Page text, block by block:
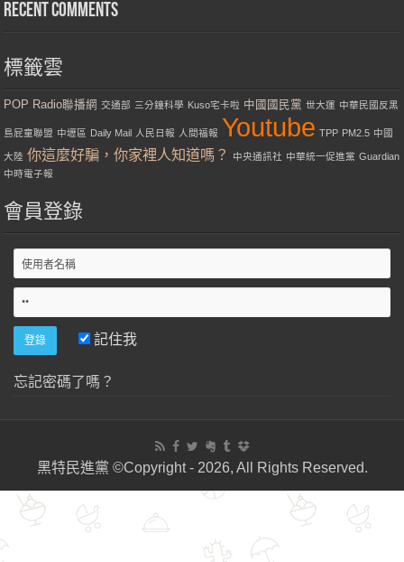
Recent Comments
標籤雲
POP Radio聯播網 交通部 三分鐘科學 Kuso宅卡啦 中國國民黨 世大運 中華民國反黑
島屁童聯盟 中壢區 Daily Mail 人民日報 人間福報 Youtube TPP PM2.5 中國
大陸 你這麼好騙，你家裡人知道嗎？ 中央通訊社 中華統一促進黨 Guardian
中時電子報
會員登錄
記住我
忘記密碼了嗎？
黑特民進黨 ©Copyright - 2026, All Rights Reserved.